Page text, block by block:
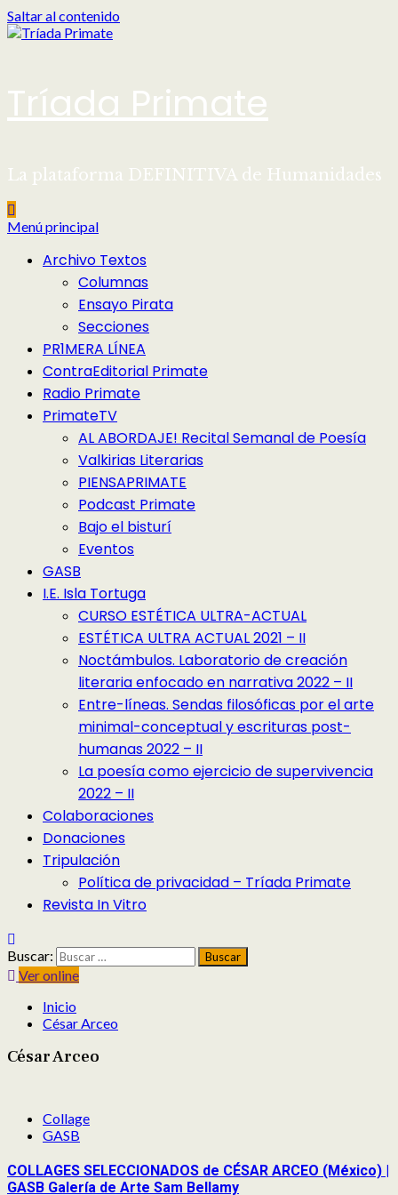
Saltar al contenido
Tríada Primate
La plataforma DEFINITIVA de Humanidades
Menú principal
Archivo Textos
Columnas
Ensayo Pirata
Secciones
PR1MERA LÍNEA
ContraEditorial Primate
Radio Primate
PrimateTV
AL ABORDAJE! Recital Semanal de Poesía
Valkirias Literarias
PIENSAPRIMATE
Podcast Primate
Bajo el bisturí
Eventos
GASB
I.E. Isla Tortuga
CURSO ESTÉTICA ULTRA-ACTUAL
ESTÉTICA ULTRA ACTUAL 2021 – II
Noctámbulos. Laboratorio de creación
literaria enfocado en narrativa 2022 – II
Entre-líneas. Sendas filosóficas por el arte
minimal-conceptual y escrituras post-
humanas 2022 – II
La poesía como ejercicio de supervivencia
2022 – II
Colaboraciones
Donaciones
Tripulación
Política de privacidad – Tríada Primate
Revista In Vitro
Buscar:
Ver online
Inicio
César Arceo
César Arceo
Collage
GASB
COLLAGES SELECCIONADOS de CÉSAR ARCEO (México) |
GASB Galería de Arte Sam Bellamy